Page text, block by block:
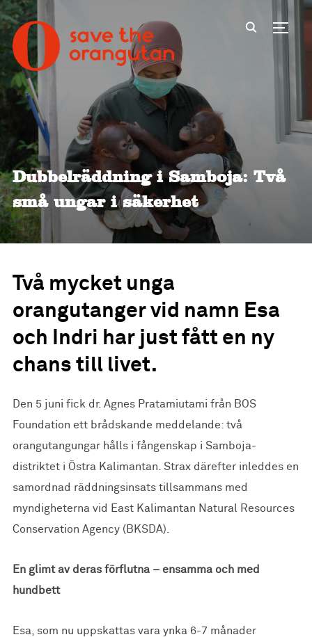
Dubbelräddning i Samboja: Två
små ungar i säkerhet
Två mycket unga
orangutanger vid namn Esa
och Indri har just fått en ny
chans till livet.
Den 5 juni fick dr. Agnes Pratamiutami från BOS
Foundation ett brådskande meddelande: två
orangutangungar hålls i fångenskap i Samboja-
distriktet i Östra Kalimantan. Strax därefter inleddes en
samordnad räddningsinsats tillsammans med
myndigheterna vid East Kalimantan Natural Resources
Conservation Agency (BKSDA).
En glimt av deras förflutna – ensamma och med
hundbett
Esa, som nu uppskattas vara ynka 6-7 månader